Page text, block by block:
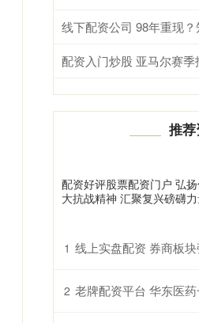
推
配资好评股票配资门户 弘
大抗战精神 汇聚复兴磅礴
1 线上实盘配资 券商板块强势上涨，香港证券ETF（
2 老牌配资平台 华东医药一季报彰显韧